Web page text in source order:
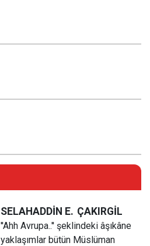
SELAHADDİN E. ÇAKIRGİL
''Ahh Avrupa..'' şeklindeki âşıkâne
yaklaşımlar bütün Müslüman